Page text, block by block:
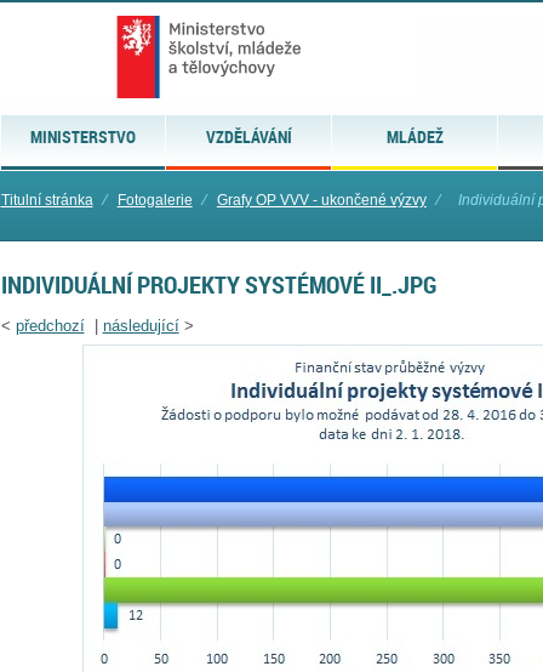
MINISTERSTVO VZDĚLÁVÁNÍ MLÁDEŽ
Titulní stránka ⁄ Fotogalerie ⁄ Grafy OP VVV - ukončené výzvy ⁄ Individuální
INDIVIDUÁLNÍ PROJEKTY SYSTÉMOVÉ II_.JPG
< předchozí| následující>